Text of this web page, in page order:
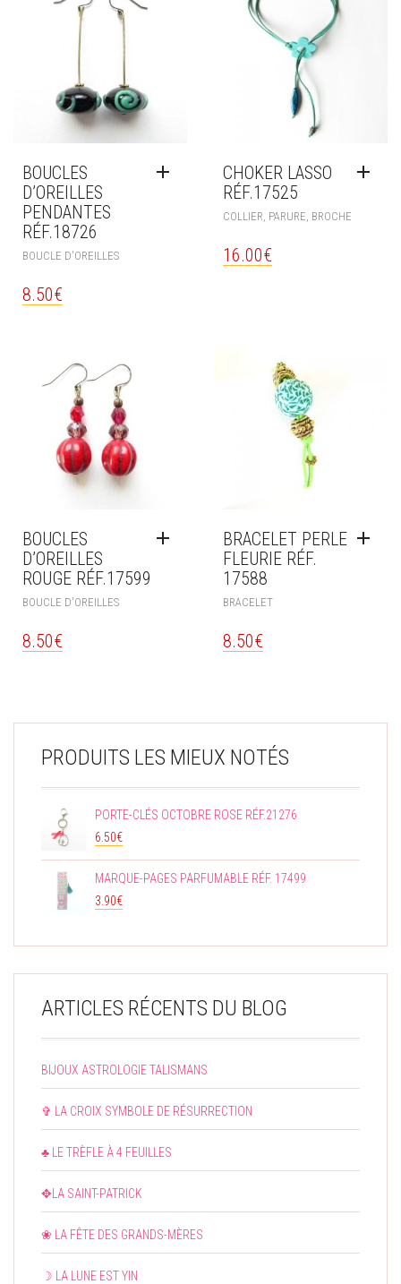
BOUCLES
D’OREILLES
PENDANTES
RÉF.18726
BOUCLE D'OREILLES
8.50€
CHOKER LASSO
RÉF.17525
COLLIER, PARURE, BROCHE
16.00€
BOUCLES
D’OREILLES
ROUGE RÉF.17599
BOUCLE D'OREILLES
8.50€
BRACELET PERLE
FLEURIE RÉF.
17588
BRACELET
8.50€
PRODUITS LES MIEUX NOTÉS
PORTE-CLÉS OCTOBRE ROSE RÉF.21276
6.50€
MARQUE-PAGES PARFUMABLE RÉF. 17499
3.90€
ARTICLES RÉCENTS DU BLOG
BIJOUX ASTROLOGIE TALISMANS
✞ LA CROIX SYMBOLE DE RÉSURRECTION
♣ LE TRÈFLE À 4 FEUILLES
✥LA SAINT-PATRICK
❀ LA FÊTE DES GRANDS-MÈRES
☽ LA LUNE EST YIN